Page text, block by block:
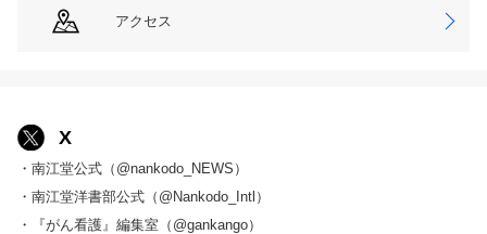
アクセス
X
・南江堂公式（@nankodo_NEWS）
・南江堂洋書部公式（@Nankodo_Intl）
・『がん看護』編集室（@gankango）